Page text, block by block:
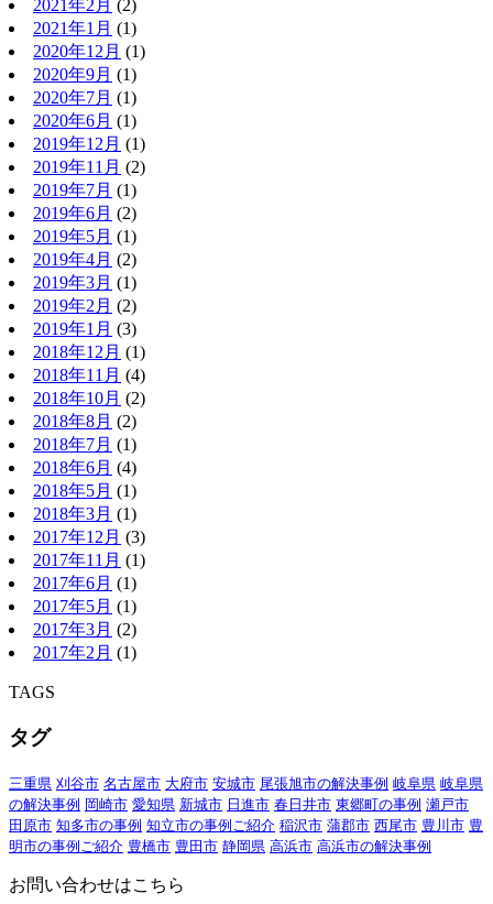
2021年2月 (2)
2021年1月 (1)
2020年12月 (1)
2020年9月 (1)
2020年7月 (1)
2020年6月 (1)
2019年12月 (1)
2019年11月 (2)
2019年7月 (1)
2019年6月 (2)
2019年5月 (1)
2019年4月 (2)
2019年3月 (1)
2019年2月 (2)
2019年1月 (3)
2018年12月 (1)
2018年11月 (4)
2018年10月 (2)
2018年8月 (2)
2018年7月 (1)
2018年6月 (4)
2018年5月 (1)
2018年3月 (1)
2017年12月 (3)
2017年11月 (1)
2017年6月 (1)
2017年5月 (1)
2017年3月 (2)
2017年2月 (1)
TAGS
タグ
三重県 刈谷市 名古屋市 大府市 安城市 尾張旭市の解決事例 岐阜県 岐阜県
の解決事例 岡崎市 愛知県 新城市 日進市 春日井市 東郷町の事例 瀬戸市
田原市 知多市の事例 知立市の事例ご紹介 稲沢市 蒲郡市 西尾市 豊川市 豊
明市の事例ご紹介 豊橋市 豊田市 静岡県 高浜市 高浜市の解決事例
お問い合わせはこちら